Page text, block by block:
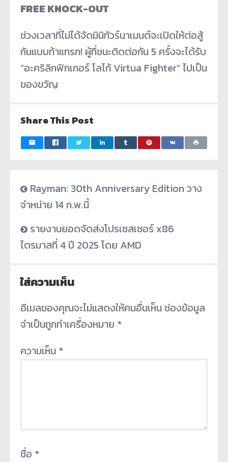
FREE KNOCK-OUT
ช่วงเวลาที่ไม่ได้จัดมินิทัวร์นาเมนต์จะเปิดให้ต่อสู้
กันแบบท้าแทรก! ผู้ที่ชนะติดต่อกัน 5 ครั้งจะได้รับ
“อะคริลิกฟิกเกอร์ โลโก้ Virtua Fighter” ไปเป็น
ของขวัญ
Share This Post
Rayman: 30th Anniversary Edition วาง
จำหน่าย 14 ก.พ.นี้
รายงานยอดจัดส่งโปรเซสเซอร์ x86
ไตรมาสที่ 4 ปี 2025 โดย AMD
ใส่ความเห็น
อีเมลของคุณจะไม่แสดงให้คนอื่นเห็น ช่องข้อมูล
จำเป็นถูกทำเครื่องหมาย *
ความเห็น *
ชื่อ *